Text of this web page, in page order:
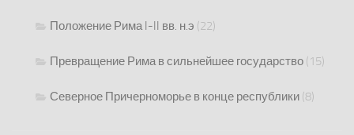
Положение Рима I-II вв. н.э (22)
Превращение Рима в сильнейшее государство (15)
Северное Причерноморье в конце республики (8)